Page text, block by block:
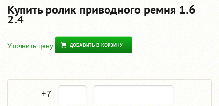
Купить ролик приводного ремня 1.6
2.4
Уточнить цену ДОБАВИТЬ В КОРЗИНУ
+7